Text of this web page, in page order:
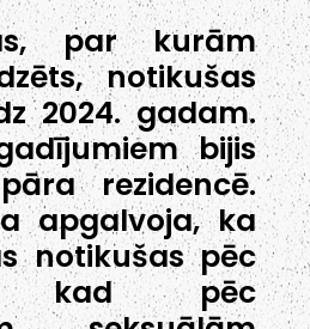
par kurām
notikušas
2024. gadam.
bijis
rezidencē.
apgalvoja, ka
notikušas pēc
kad pēc